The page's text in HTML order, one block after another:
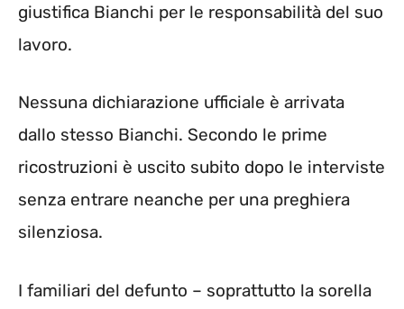
giustifica Bianchi per le responsabilità del suo
lavoro.
Nessuna dichiarazione ufficiale è arrivata
dallo stesso Bianchi. Secondo le prime
ricostruzioni è uscito subito dopo le interviste
senza entrare neanche per una preghiera
silenziosa.
I familiari del defunto – soprattutto la sorella